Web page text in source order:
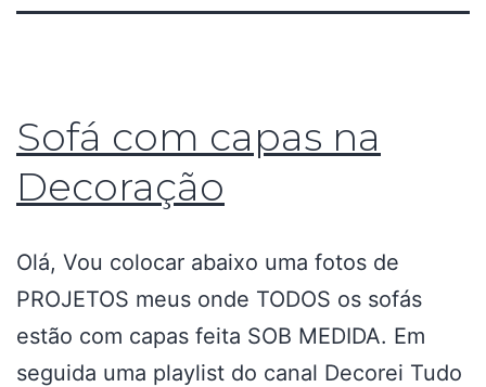
Sofá com capas na
Decoração
Olá, Vou colocar abaixo uma fotos de
PROJETOS meus onde TODOS os sofás
estão com capas feita SOB MEDIDA. Em
seguida uma playlist do canal Decorei Tudo